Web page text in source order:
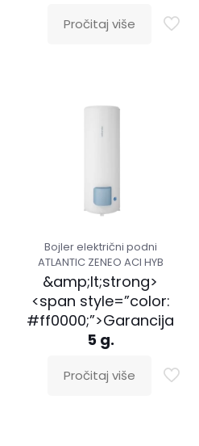
Pročitaj više
Bojler električni podni
ATLANTIC ZENEO ACI HYB
&amp;lt;strong>
<span style=”color:
#ff0000;”>Garancija
5 g.
Pročitaj više